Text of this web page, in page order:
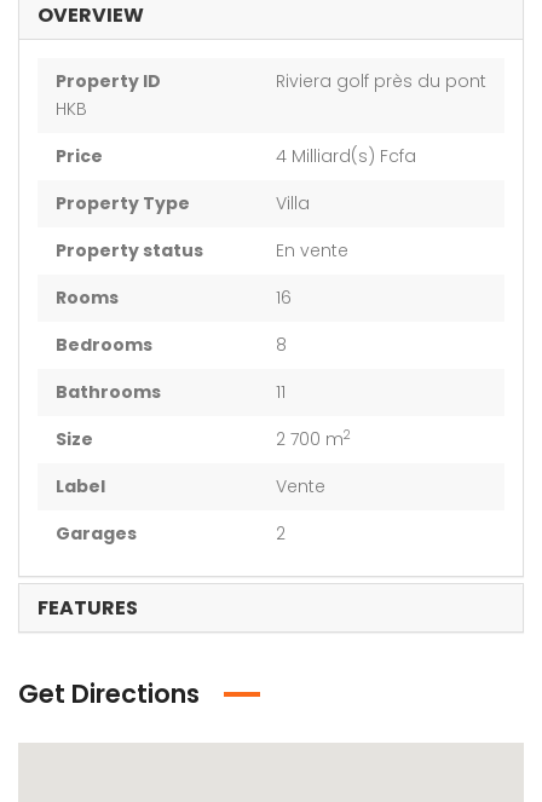
OVERVIEW
Property ID
Riviera golf près du pont
HKB
Price
4 Milliard(s) Fcfa
Property Type
Villa
Property status
En vente
Rooms
16
Bedrooms
8
Bathrooms
11
Size
2 700 m2
Label
Vente
Garages
2
FEATURES
Get Directions